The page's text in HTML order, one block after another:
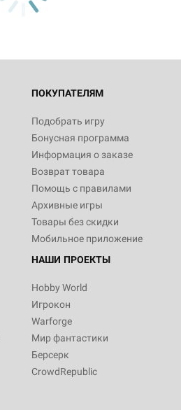
ПОКУПАТЕЛЯМ
Подобрать игру
Бонусная программа
Информация о заказе
Возврат товара
Помощь с правилами
Архивные игры
Товары без скидки
Мобильное приложение
НАШИ ПРОЕКТЫ
Hobby World
Игрокон
Warforge
Мир фантастики
Берсерк
CrowdRepublic